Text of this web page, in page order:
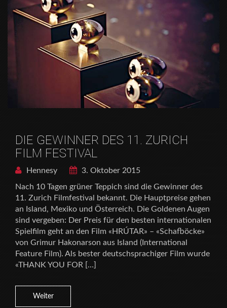
DIE GEWINNER DES 11. ZURICH
FILM FESTIVAL
Hennesy
3. Oktober 2015
Nach 10 Tagen grüner Teppich sind die Gewinner des
11. Zurich Filmfestival bekannt. Die Hauptpreise gehen
an Island, Mexiko und Österreich. Die Goldenen Augen
sind vergeben: Der Preis für den besten internationalen
Spielfilm geht an den Film «HRÚTAR» – «Schafböcke»
von Grimur Hakonarson aus Island (International
Feature Film). Als bester deutschsprachiger Film wurde
«THANK YOU FOR […]
Weiter